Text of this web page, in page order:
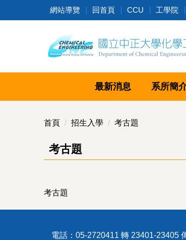
到
網站導覽 回首頁 CCU 工學院
最新消息 系所簡
首頁 招生入學 考古題
考古題
考古題
電話：05-2720411 轉 23401-23405